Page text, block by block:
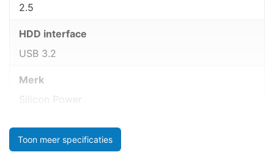
2.5
HDD interface
USB 3.2
Merk
Silicon Power
Toon meer specificaties